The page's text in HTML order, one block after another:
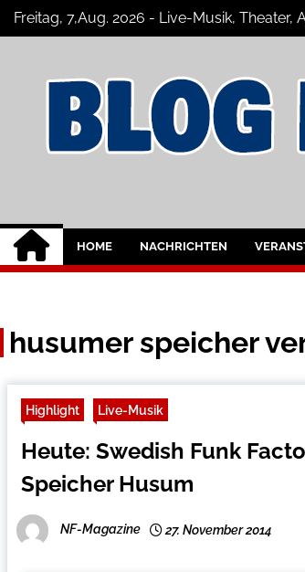
SkipFreitag, 7,Aug. 2026 - Live-Musik,
Der Blog mit Nachrichten
HOME NACHRICHTEN
husumer speicher
Highlight Live-Musik
Heute: Swedish Funk
Speicher Husum
NF-Magazine 27. November 2014